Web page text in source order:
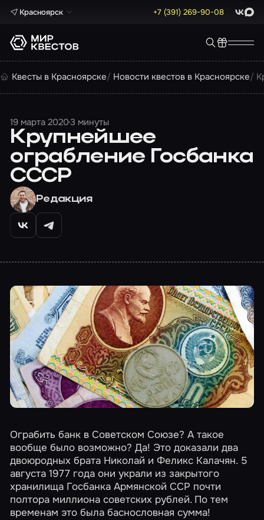
Красноярск +7 (391) 269-90-08 Max
Квесты в Красноярске Новости квестов в Красноярске
19 марта 20203 минуты
Крупнейшее
ограбление Госбанка
СССР
Редакция
Ограбить банк в Советском Союзе? А такое
вообще было возможно? Да! Это доказали два
двоюродных брата Николай и Феликс Калачян. 5
августа 1977 года они украли из закрытого
хранилища Госбанка Армянской ССР почти
полтора миллиона советских рублей. По тем
временам это была баснословная сумма!